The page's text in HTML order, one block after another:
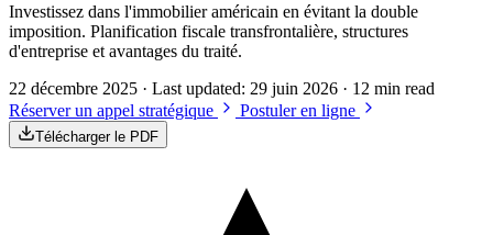
Investissez dans l'immobilier américain en évitant la double
imposition. Planification fiscale transfrontalière, structures
d'entreprise et avantages du traité.
22 décembre 2025 · Last updated: 29 juin 2026 · 12 min read
Réserver un appel stratégique
Postuler en ligne
Télécharger le PDF